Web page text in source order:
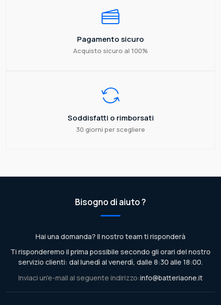
Pagamento sicuro
Acquisto sicuro al 100%
Soddisfatti o rimborsati
30 giorni per scegliere
Bisogno di aiuto ?
Hai una domanda? Il nostro team ti risponderà
Ti risponderemo il prima possibile secondo gli orari del nostro
servizio clienti: dal lunedì al venerdì, dalle 8:30 alle 18:00.
Inviaci un'e-mail al seguente indirizzo:info@batteriaone.it